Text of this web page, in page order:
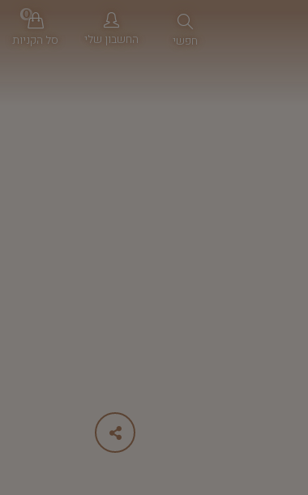
חפשי החשבון שלי סל הקניות
0